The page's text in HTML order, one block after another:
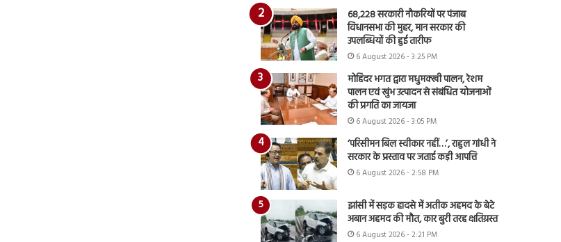
68,228 सरकारी नौकरियों पर पंजाब
विधानसभा की मुहर, मान सरकार की
उपलब्धियों की हुई तारीफ
6 August 2026 - 3:25 PM
मोहिंदर भगत द्वारा मधुमक्खी पालन, रेशम
पालन एवं खुंभ उत्पादन से संबंधित योजनाओं
की प्रगति का जायजा
6 August 2026 - 3:05 PM
‘परिसीमन बिल स्वीकार नहीं…’, राहुल गांधी ने
सरकार के प्रस्ताव पर जताई कड़ी आपत्ति
6 August 2026 - 2:58 PM
झांसी में सड़क हादसे में अतीक अहमद के बेटे
अबान अहमद की मौत, कार बुरी तरह क्षतिग्रस्त
6 August 2026 - 2:21 PM